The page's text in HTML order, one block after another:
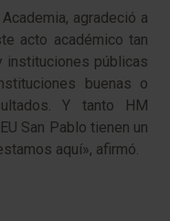
agradeció a
acto académico tan
instituciones públicas
buenas o
Y tanto HM
San Pablo tienen un
aquí», afirmó.